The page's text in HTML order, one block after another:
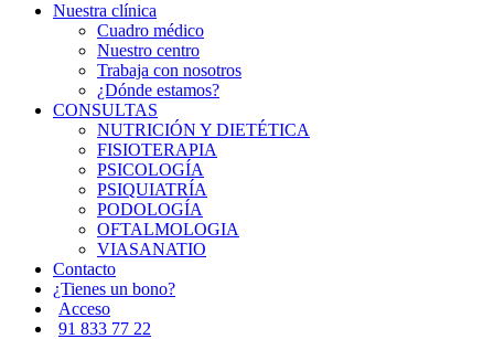
Nuestra clínica
Cuadro médico
Nuestro centro
Trabaja con nosotros
¿Dónde estamos?
CONSULTAS
NUTRICIÓN Y DIETÉTICA
FISIOTERAPIA
PSICOLOGÍA
PSIQUIATRÍA
PODOLOGÍA
OFTALMOLOGIA
VIASANATIO
Contacto
¿Tienes un bono?
Acceso
91 833 77 22